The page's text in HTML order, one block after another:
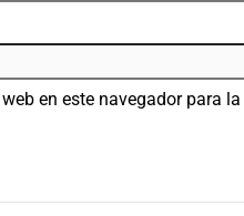
en este navegador para